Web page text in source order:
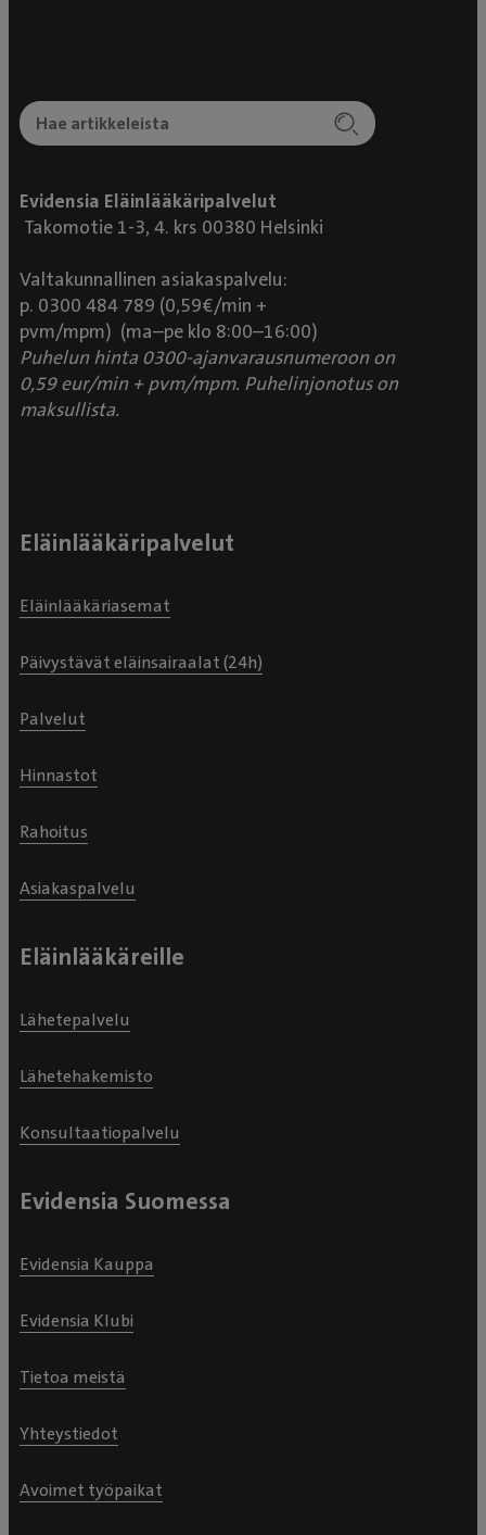
Evidensia Eläinlääkäripalvelut
Takomotie 1-3, 4. krs 00380 Helsinki
Valtakunnallinen asiakaspalvelu:
p. 0300 484 789 (0,59€/min +
pvm/mpm) (ma–pe klo 8:00–16:00)
Puhelun hinta 0300-ajanvarausnumeroon on
0,59 eur/min + pvm/mpm. Puhelinjonotus on
maksullista.
Eläinlääkäripalvelut
Eläinlääkäriasemat
Päivystävät eläinsairaalat (24h)
Palvelut
Hinnastot
Rahoitus
Asiakaspalvelu
Eläinlääkäreille
Lähetepalvelu
Lähetehakemisto
Konsultaatiopalvelu
Evidensia Suomessa
Evidensia Kauppa
Evidensia Klubi
Tietoa meistä
Yhteystiedot
Avoimet työpaikat